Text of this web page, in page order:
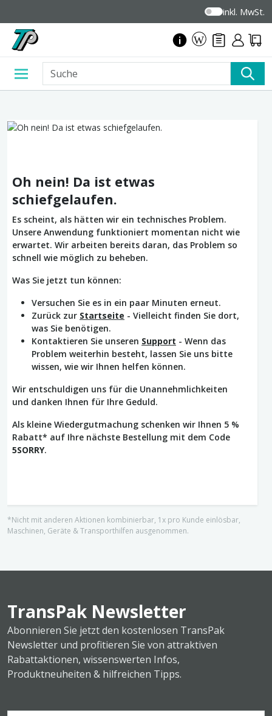
inkl. MwSt.
Oh nein! Da ist etwas
schiefgelaufen.
Es scheint, als hätten wir ein technisches Problem.
Unsere Anwendung funktioniert momentan nicht wie
erwartet. Wir arbeiten bereits daran, das Problem so
schnell wie möglich zu beheben.
Was Sie jetzt tun können:
Versuchen Sie es in ein paar Minuten erneut.
Zurück zur Startseite - Vielleicht finden Sie dort,
was Sie benötigen.
Kontaktieren Sie unseren Support - Wenn das
Problem weiterhin besteht, lassen Sie uns bitte
wissen, wie wir Ihnen helfen können.
Wir entschuldigen uns für die Unannehmlichkeiten
und danken Ihnen für Ihre Geduld.
Als kleine Wiedergutmachung schenken wir Ihnen 5 %
Rabatt* auf Ihre nächste Bestellung mit dem Code
5SORRY.
*Nicht mit anderen Aktionen kombinierbar, 1x pro Kunde einlösbar,
Maschinen, Geräte & Transporthilfen ausgenommen.
TransPak Newsletter
Abonnieren Sie jetzt den kostenlosen TransPak
Newsletter und profitieren Sie von attraktiven
Rabattaktionen, wissenswerten Infos,
Produktneuheiten & hilfreichen Tipps.